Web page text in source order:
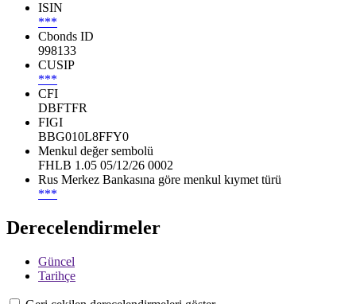
ISIN
***
Cbonds ID
998133
CUSIP
***
CFI
DBFTFR
FIGI
BBG010L8FFY0
Menkul değer sembolü
FHLB 1.05 05/12/26 0002
Rus Merkez Bankasına göre menkul kıymet türü
***
Derecelendirmeler
Güncel
Tarihçe